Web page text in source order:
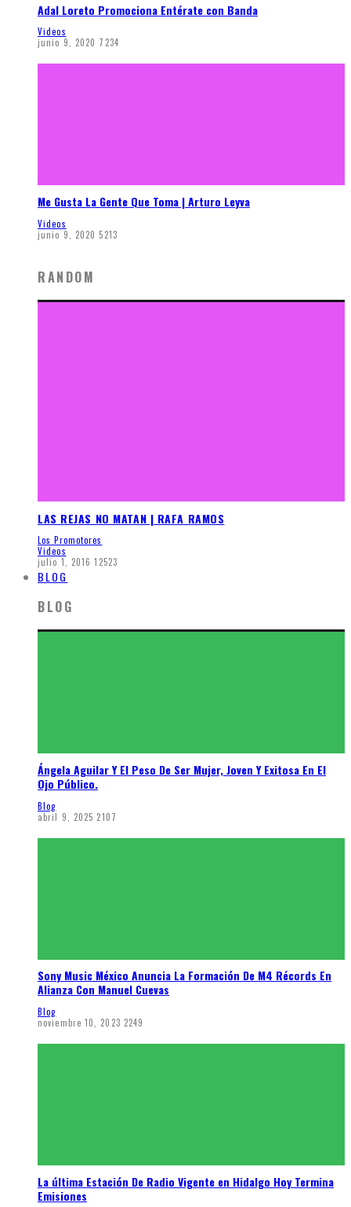
Adal Loreto Promociona Entérate con Banda
Videos
junio 9, 2020 7234
Me Gusta La Gente Que Toma | Arturo Leyva
Videos
junio 9, 2020 5213
RANDOM
LAS REJAS NO MATAN | RAFA RAMOS
Los Promotores
Videos
julio 1, 2016 12523
BLOG
BLOG
Ángela Aguilar Y El Peso De Ser Mujer, Joven Y Exitosa En El
Ojo Público.
Blog
abril 9, 2025 2107
Sony Music México Anuncia La Formación De M4 Récords En
Alianza Con Manuel Cuevas
Blog
noviembre 10, 2023 2249
La última Estación De Radio Vigente en Hidalgo Hoy Termina
Emisiones